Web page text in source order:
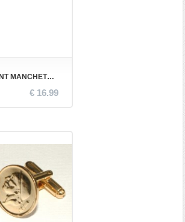
1958 - 1 CENT MUNT MANCHETKNOPEN
€ 16.99